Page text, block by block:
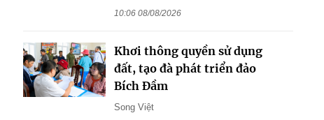
10:06 08/08/2026
Khơi thông quyền sử dụng
đất, tạo đà phát triển đảo
Bích Đầm
Song Việt